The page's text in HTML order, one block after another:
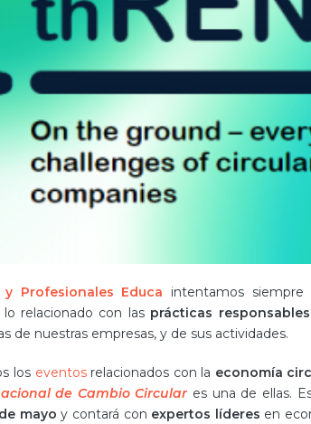
Profesionales Educa intentamos siempre
relacionado con las prácticas responsables
de nuestras empresas, y de sus actividades.
los eventosrelacionados con la economía
de Cambio Circulares una de ellas.
mayo y contará con expertos líderes en